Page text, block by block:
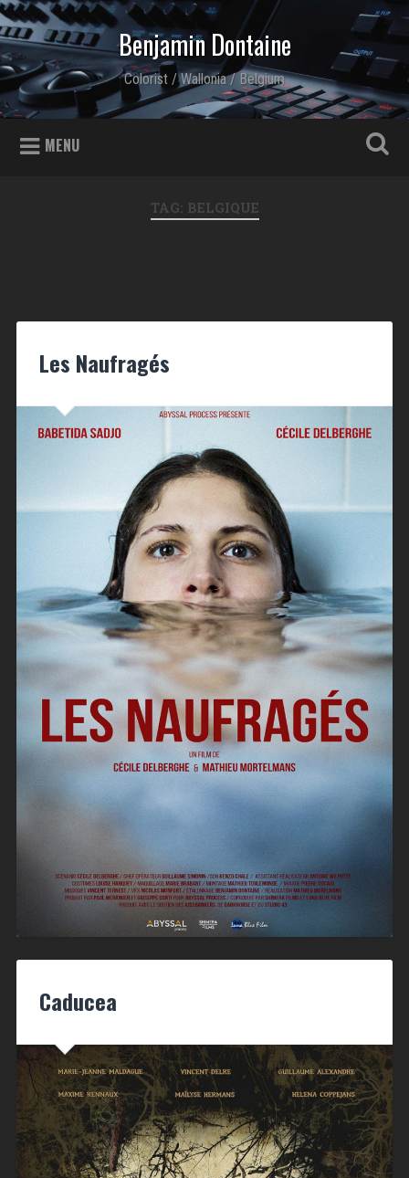
Skip to content
Search
Benjamin Dontaine
Colorist / Wallonia / Belgium
MENU
TAG: BELGIQUE
Les Naufragés
Caducea